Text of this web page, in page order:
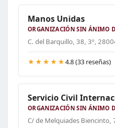
Manos Unidas
ORGANIZACIÓN SIN ÁNIMO
C. del Barquillo, 38, 3º,
★★★★★4.8 (33 reseñas)
Servicio Civil
ORGANIZACIÓN SIN ÁNIMO
C/ de Melquiades Biencinto,